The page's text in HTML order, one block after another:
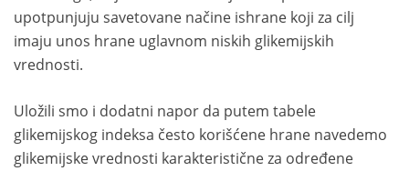
upotpunjuju savetovane načine ishrane koji za cilj
imaju unos hrane uglavnom niskih glikemijskih
vrednosti.
Uložili smo i dodatni napor da putem tabele
glikemijskog indeksa često korišćene hrane navedemo
glikemijske vrednosti karakteristične za određene